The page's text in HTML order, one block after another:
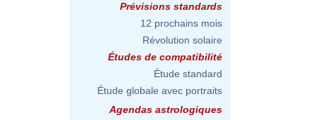
Prévisions standards
12 prochains mois
Révolution solaire
Études de compatibilité
Étude standard
Étude globale avec portraits
Agendas astrologiques